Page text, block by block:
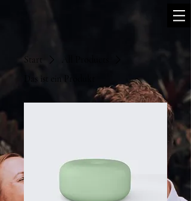
Start
Das ist ein Produkt